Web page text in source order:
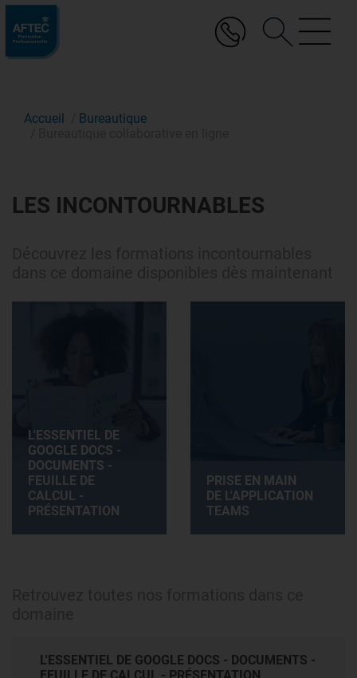
Aller
au
contenu
Accueil
Bureautique
LES INCONTOURNABLES
L'ESSENTIEL DE
GOOGLE DOCS -
DOCUMENTS -
FEUILLE DE
CALCUL -
PRÉSENTATION
PRISE EN MAIN
DE L'APPLICATION
TEAMS
L'ESSENTIEL DE GOOGLE DOCS - DOCUMENTS -